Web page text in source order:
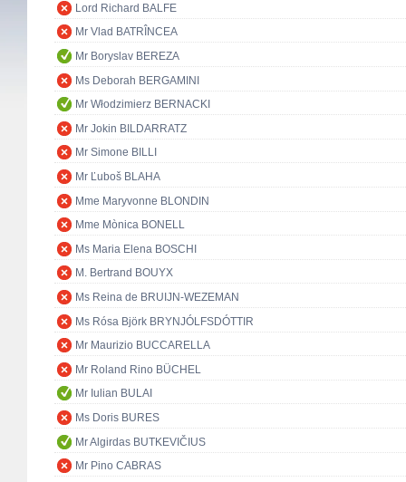
Lord Richard BALFE
Mr Vlad BATRÎNCEA
Mr Boryslav BEREZA
Ms Deborah BERGAMINI
Mr Włodzimierz BERNACKI
Mr Jokin BILDARRATZ
Mr Simone BILLI
Mr Ľuboš BLAHA
Mme Maryvonne BLONDIN
Mme Mònica BONELL
Ms Maria Elena BOSCHI
M. Bertrand BOUYX
Ms Reina de BRUIJN-WEZEMAN
Ms Rósa Björk BRYNJÓLFSDÓTTIR
Mr Maurizio BUCCARELLA
Mr Roland Rino BÜCHEL
Mr Iulian BULAI
Ms Doris BURES
Mr Algirdas BUTKEVIČIUS
Mr Pino CABRAS